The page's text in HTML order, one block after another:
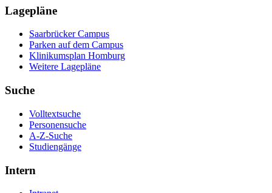
Lagepläne
Saarbrücker Campus
Parken auf dem Campus
Klinikumsplan Homburg
Weitere Lagepläne
Suche
Volltextsuche
Personensuche
A-Z-Suche
Studiengänge
Intern